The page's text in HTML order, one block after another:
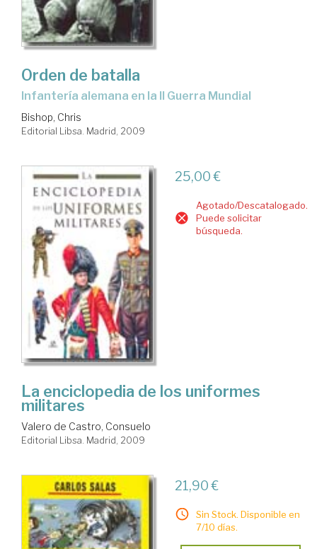
Orden de batalla
infantería alemana en la II Guerra Mundial
Bishop, Chris
Editorial Libsa. Madrid, 2009
25,00 €
Agotado/Descatalogado.
Puede solicitar
búsqueda.
La enciclopedia de los uniformes
militares
Valero de Castro, Consuelo
Editorial Libsa. Madrid, 2009
21,90 €
Sin Stock. Disponible en
7/10 días.